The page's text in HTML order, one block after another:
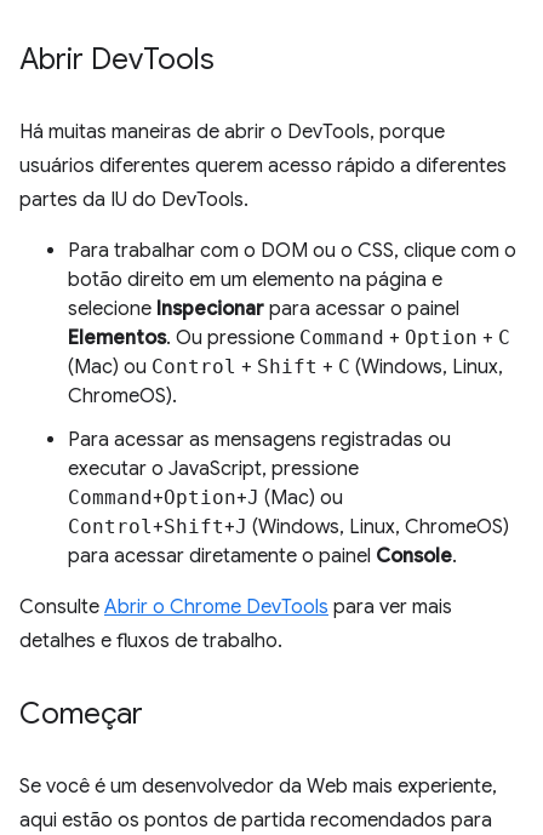
Abrir DevTools
Há muitas maneiras de abrir o DevTools, porque
usuários diferentes querem acesso rápido a diferentes
partes da IU do DevTools.
Para trabalhar com o DOM ou o CSS, clique com o
botão direito em um elemento na página e
selecione Inspecionar para acessar o painel
Elementos. Ou pressione Command + Option + C
(Mac) ou Control + Shift + C (Windows, Linux,
ChromeOS).
Para acessar as mensagens registradas ou
executar o JavaScript, pressione
Command+Option+J (Mac) ou
Control+Shift+J (Windows, Linux, ChromeOS)
para acessar diretamente o painel Console.
Consulte Abrir o Chrome DevTools para ver mais
detalhes e fluxos de trabalho.
Começar
Se você é um desenvolvedor da Web mais experiente,
aqui estão os pontos de partida recomendados para